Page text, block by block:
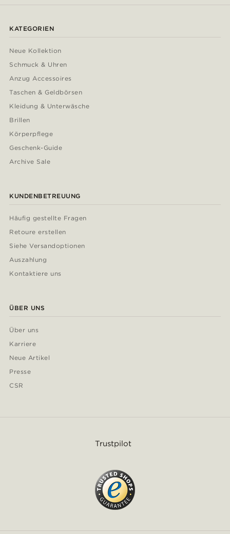
KATEGORIEN
Neue Kollektion
Schmuck & Uhren
Anzug Accessoires
Taschen & Geldbörsen
Kleidung & Unterwäsche
Brillen
Körperpflege
Geschenk-Guide
Archive Sale
KUNDENBETREUUNG
Häufig gestellte Fragen
Retoure erstellen
Siehe Versandoptionen
Auszahlung
Kontaktiere uns
ÜBER UNS
Über uns
Karriere
Neue Artikel
Presse
CSR
Trustpilot